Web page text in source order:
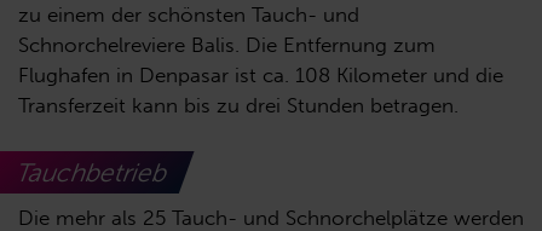
zu einem der schönsten Tauch- und
Schnorchelreviere Balis. Die Entfernung zum
Flughafen in Denpasar ist ca. 108 Kilometer und die
Transferzeit kann bis zu drei Stunden betragen.
Tauchbetrieb
Die mehr als 25 Tauch- und Schnorchelplätze werden